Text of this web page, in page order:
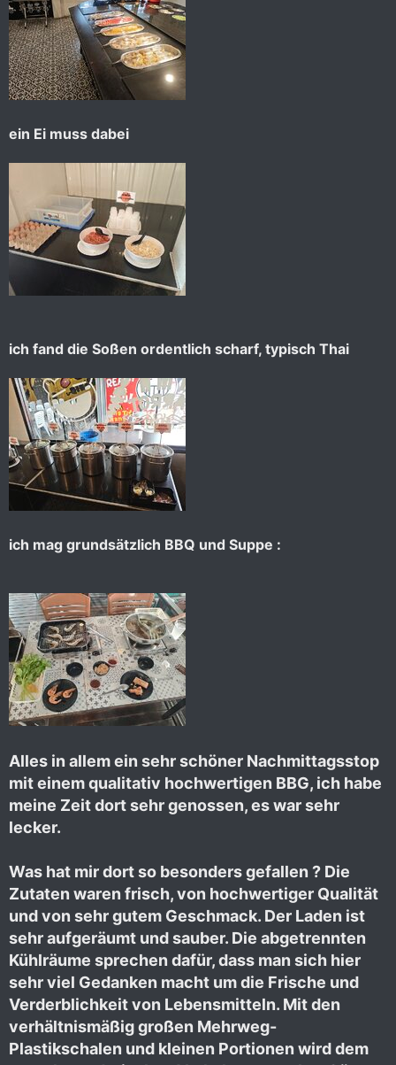
ein Ei muss dabei
ich fand die Soßen ordentlich scharf, typisch Thai
ich mag grundsätzlich BBQ und Suppe :
Alles in allem ein sehr schöner Nachmittagsstop
mit einem qualitativ hochwertigen BBG, ich habe
meine Zeit dort sehr genossen, es war sehr
lecker.
Was hat mir dort so besonders gefallen ? Die
Zutaten waren frisch, von hochwertiger Qualität
und von sehr gutem Geschmack. Der Laden ist
sehr aufgeräumt und sauber. Die abgetrennten
Kühlräume sprechen dafür, dass man sich hier
sehr viel Gedanken macht um die Frische und
Verderblichkeit von Lebensmitteln. Mit den
verhältnismäßig großen Mehrweg-
Plastikschalen und kleinen Portionen wird dem